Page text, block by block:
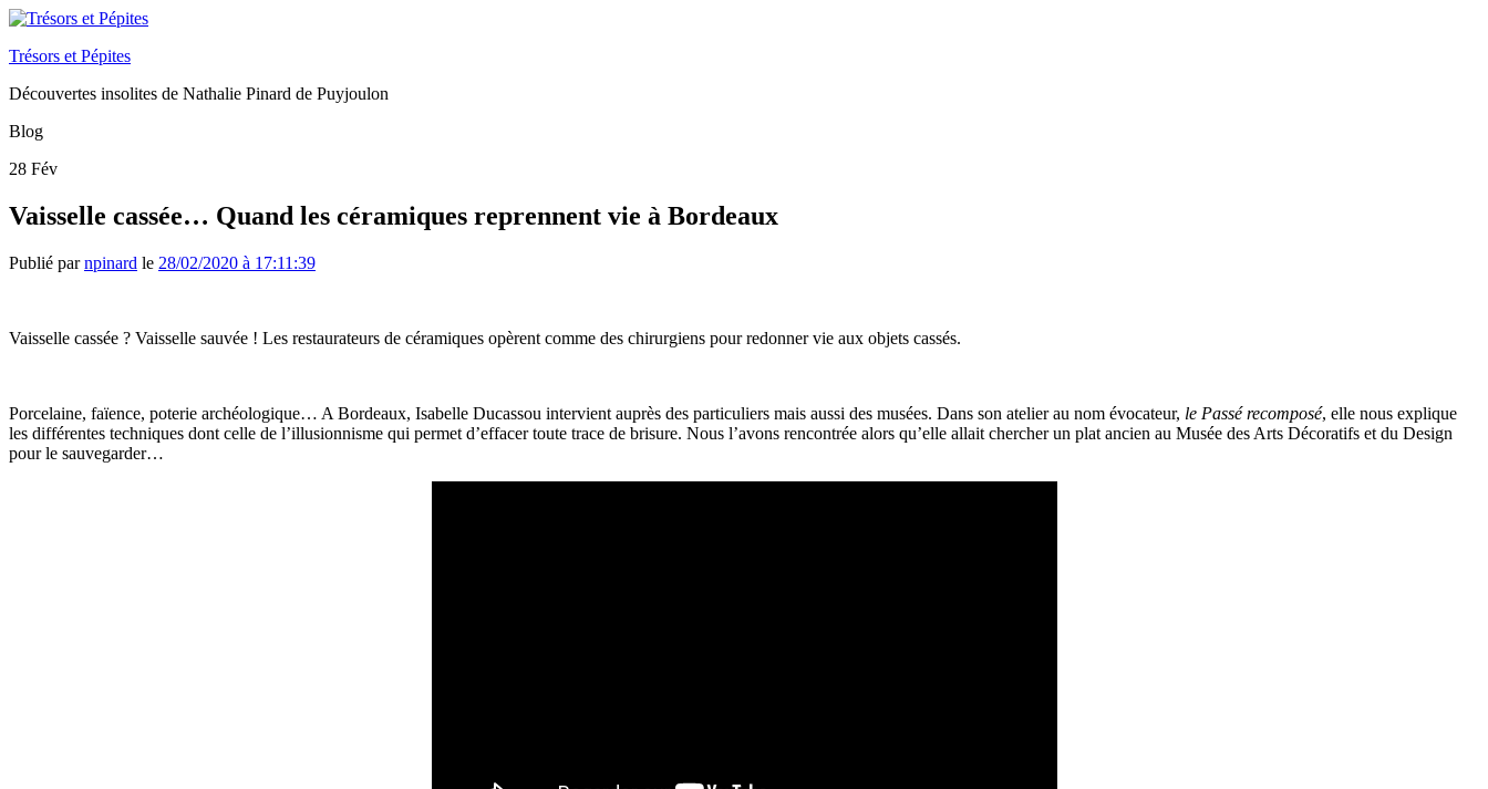
Trésors et Pépites
Découvertes insolites de Nathalie Pinard de Puyjoulon
Blog
28 Fév
Vaisselle cassée… Quand les céramiques reprennent vie à Bordeaux
Publié parnpinard le 28/02/2020 à 17:11:39
Vaisselle cassée ? Vaisselle sauvée ! Les restaurateurs de céramiques opèrent comme des chirurgiens pour redonner vie aux objets cassés.
Porcelaine, faïence, poterie archéologique… A Bordeaux, Isabelle Ducassou intervient auprès des particuliers mais aussi des musées. Dans son atelier au nom évocateur, le Passé recomposé, elle nous explique
les différentes techniques dont celle de l’illusionnisme qui permet d’effacer toute trace de brisure. Nous l’avons rencontrée alors qu’elle allait chercher un plat ancien au Musée des Arts Décoratifs et du Design
pour le sauvegarder…